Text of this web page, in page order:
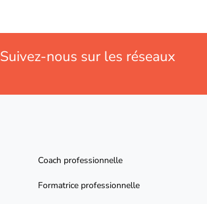
Suivez-nous sur les réseaux
Coach professionnelle
Formatrice professionnelle